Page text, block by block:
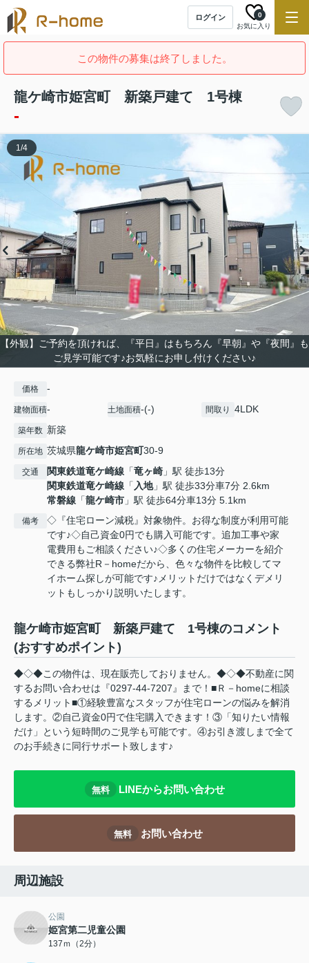
ログイン
お気に入り
0
この物件の募集は終了しました。
龍ケ崎市姫宮町 新築戸建て 1号棟
-
【外観】ご予約を頂ければ、『平日』はもちろん『早朝』や『夜間』も
ご見学可能です♪お気軽にお申し付けください♪
1/4
価格 -
建物面積- 土地面積-(-) 間取り 4LDK
築年数 新築
所在地 茨城県龍ケ崎市姫宮町30-9
交通 関東鉄道竜ケ崎線 「竜ヶ崎 」駅 徒歩13分
関東鉄道竜ケ崎線 「入地」駅 徒歩33分車7分 2.6km
常磐線 「龍ケ崎市 」駅 徒歩64分車13分 5.1km
備考
◇『住宅ローン減税』対象物件。お得な制度が利用可能
です♪◇自己資金0円でも購入可能です。追加工事や家
電費用もご相談ください♪◇多くの住宅メーカーを紹介
できる弊社R－homeだから、色々な物件を比較してマ
イホーム探しが可能です♪メリットだけではなくデメリ
ットもしっかり説明いたします。
龍ケ崎市姫宮町 新築戸建て 1号棟のコメント
(おすすめポイント)
◆◇◆この物件は、現在販売しておりません。◆◇◆不動産に関
するお問い合わせは『0297-44-7207』まで！■Ｒ－homeに相談
するメリット■①経験豊富なスタッフが住宅ローンの悩みを解消
します。②自己資金0円で住宅購入できます！③「知りたい情報
だけ」という短時間のご見学も可能です。④お引き渡しまで全て
のお手続きに同行サポート致します♪
無料 LINEからお問い合わせ
無料 お問い合わせ
周辺施設
公園
姫宮第二児童公園
137ｍ（2分）